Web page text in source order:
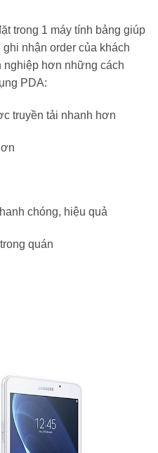
trong 1 máy tính bảng giúp
nhận order của khách
nghiệp hơn những cách
PDA:
truyền tải nhanh hơn
chóng, hiệu quả
quán